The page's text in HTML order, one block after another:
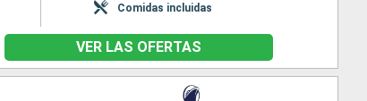
Comidas incluidas
VER LAS OFERTAS